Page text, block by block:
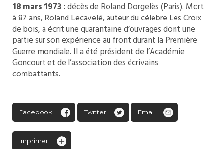
18 mars 1973 :décès de Roland Dorgelès (Paris). Mort
à 87 ans, Roland Lecavelé, auteur du célèbre Les Croix
de bois, a écrit une quarantaine d’ouvrages dont une
partie sur son expérience au front durant la Première
Guerre mondiale. Il a été président de l’Académie
Goncourt et de l’association des écrivains
combattants.
Facebook Twitter Email
Imprimer